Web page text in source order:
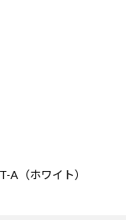
A（ホワイト）